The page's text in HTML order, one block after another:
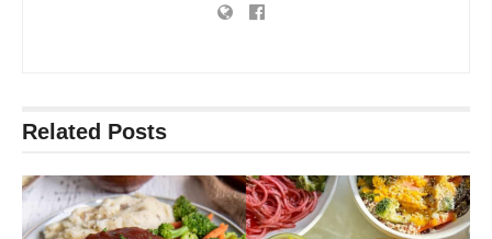
Related Posts